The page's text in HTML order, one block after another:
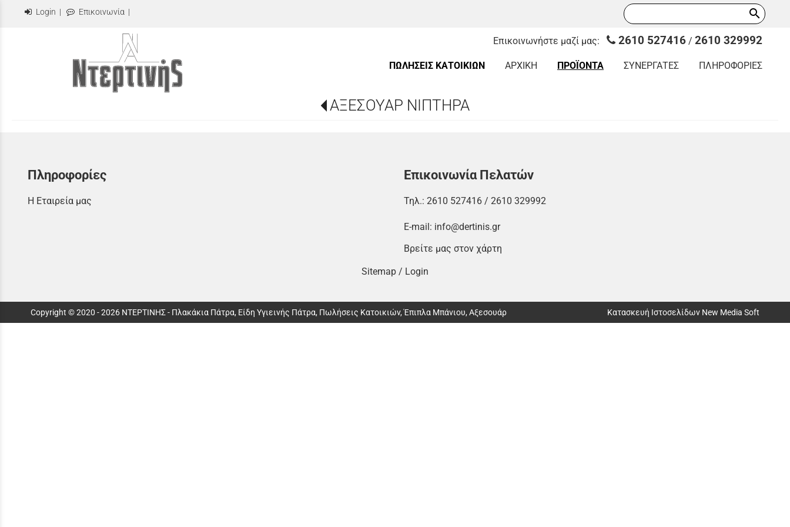
Login | Επικοινωνία | search
Επικοινωνήστε μαζί μας: 2610 527416 / 2610 329992
ΠΩΛΗΣΕΙΣ ΚΑΤΟΙΚΙΩΝ ΑΡΧΙΚΗ ΠΡΟΪΟΝΤΑ ΣΥΝΕΡΓΑΤΕΣ ΠΛΗΡΟΦΟΡΙΕΣ
ΑΞΕΣΟΥΑΡ ΝΙΠΤΗΡΑ
Πληροφορίες
Η Εταιρεία μας
Επικοινωνία Πελατών
Τηλ.: 2610 527416 / 2610 329992
E-mail: info@dertinis.gr
Βρείτε μας στον χάρτη
Sitemap / Login
Copyright © 2020 - 2026 ΝΤΕΡΤΙΝΗΣ - Πλακάκια Πάτρα, Είδη Υγιεινής Πάτρα, Πωλήσεις Κατοικιών, Έπιπλα Μπάνιου, Αξεσουάρ Κατασκευή Ιστοσελίδων New Media Soft